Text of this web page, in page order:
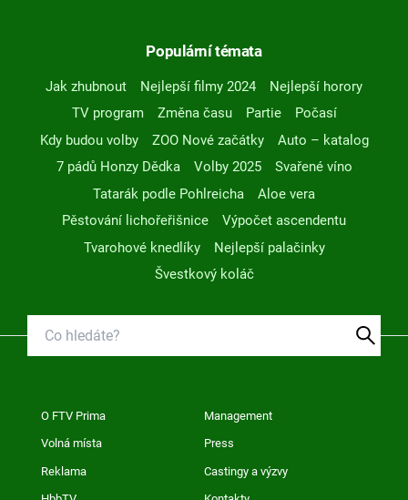
Populární témata
Jak zhubnout Nejlepší filmy 2024
Nejlepší horory
TV program
Změna času Partie
Počasí
Kdy budou volby
ZOO Nové začátky
Auto – katalog
7 pádů Honzy Dědka
Volby 2025
Svařené víno
Tatarák podle Pohlreicha
Aloe vera
Pěstování lichořeřišnice
Výpočet ascendentu
Tvarohové knedlíky
Nejlepší palačinky
Švestkový koláč
O FTV Prima Management
Volná místa Press
Reklama Castingy a výzvy